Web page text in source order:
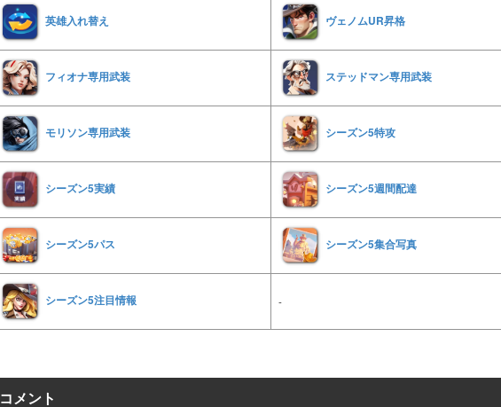
英雄入れ替え ヴェノムUR昇格
フィオナ専用武装 ステッドマン専用武装
モリソン専用武装 シーズン5特攻
シーズン5実績 シーズン5週間配達
シーズン5パス シーズン5集合写真
シーズン5注目情報 -
コメント